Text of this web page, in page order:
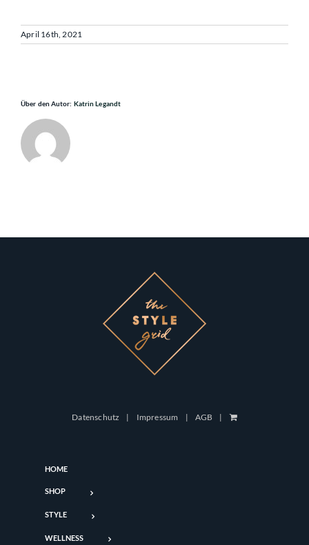
April 16th, 2021
Über den Autor: Katrin Legandt
Datenschutz Impressum AGB
HOME
SHOP
STYLE
WELLNESS